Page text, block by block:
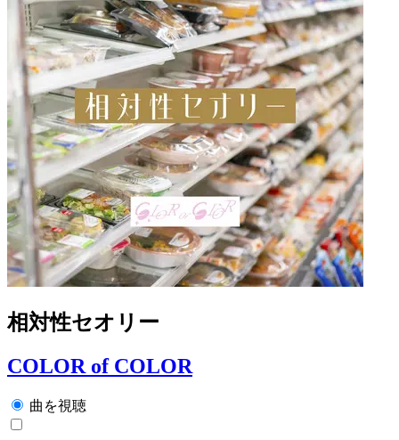
相対性セオリー
COLOR of COLOR
曲を視聴